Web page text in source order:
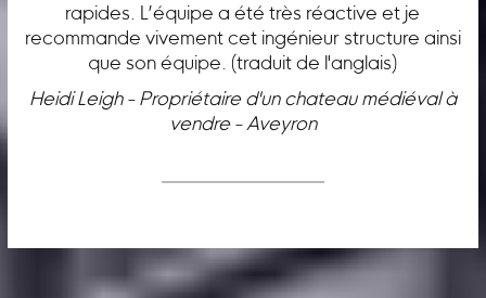
rapides. L’équipe a été très réactive et je
recommande vivement cet ingénieur structure ainsi
que son équipe. (traduit de l'anglais)
Heidi Leigh - Propriétaire d'un chateau médiéval à
vendre - Aveyron